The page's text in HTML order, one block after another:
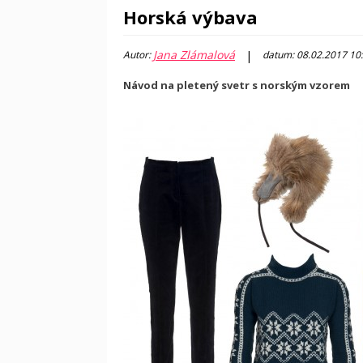
Horská výbava
Autor:Jana Zlámalová | datum: 08.02.2017
Návod na pletený svetr s norským vzorem